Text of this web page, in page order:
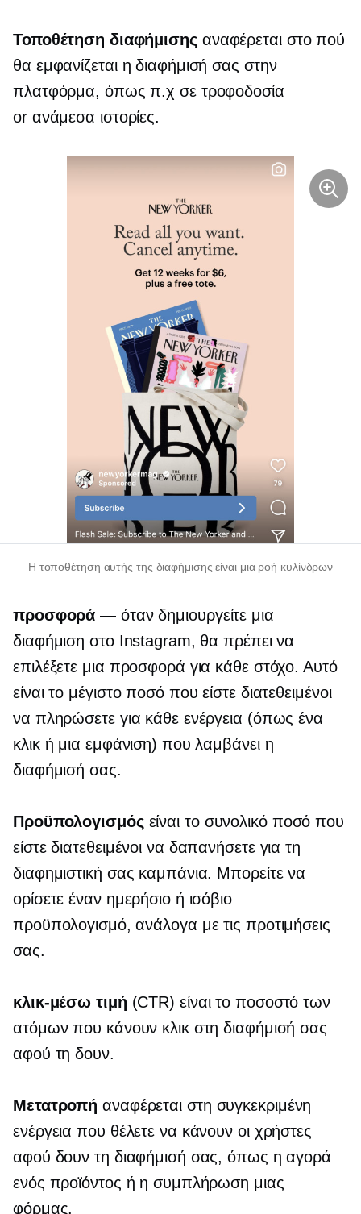
Τοποθέτηση διαφήμισηςαναφέρεται στο πού
θα εμφανίζεται η διαφήμισή σας στην
πλατφόρμα, όπως π.χ σε τροφοδοσία
or ανάμεσα ιστορίες.
Η τοποθέτηση αυτής της διαφήμισης είναι μια ροή κυλίνδρων
προσφορά — όταν δημιουργείτε μια
διαφήμιση στο Instagram, θα πρέπει να
επιλέξετε μια προσφορά για κάθε στόχο. Αυτό
είναι το μέγιστο ποσό που είστε διατεθειμένοι
να πληρώσετε για κάθε ενέργεια (όπως ένα
κλικ ή μια εμφάνιση) που λαμβάνει η
διαφήμισή σας.
Προϋπολογισμόςείναι το συνολικό ποσό που
είστε διατεθειμένοι να δαπανήσετε για τη
διαφημιστική σας καμπάνια. Μπορείτε να
ορίσετε έναν ημερήσιο ή ισόβιο
προϋπολογισμό, ανάλογα με τις προτιμήσεις
σας.
κλικ-μέσω τιμή (CTR) είναι το ποσοστό των
ατόμων που κάνουν κλικ στη διαφήμισή σας
αφού τη δουν.
Μετατροπή αναφέρεται στη συγκεκριμένη
ενέργεια που θέλετε να κάνουν οι χρήστες
αφού δουν τη διαφήμισή σας, όπως η αγορά
ενός προϊόντος ή η συμπλήρωση μιας
φόρμας.